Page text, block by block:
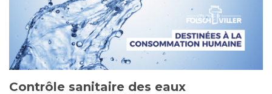
Contrôle sanitaire des eaux